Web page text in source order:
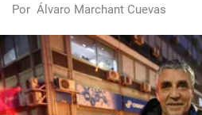
Por Álvaro Marchant Cuevas